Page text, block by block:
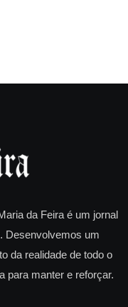
da Feira é um jornal
Desenvolvemos um
da realidade de todo o
para manter e reforçar.